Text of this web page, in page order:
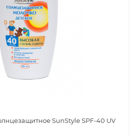
SunStyle SPF-40 UV